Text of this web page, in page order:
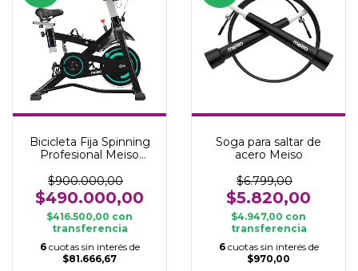
Bicicleta Fija Spinning
Profesional Meiso
con computadora Fit
$900.000,00
$490.000,00
$416.500,00 con
transferencia
6 cuotas sin interés de
$81.666,67
Soga para saltar de
acero Meiso
$6.799,00
$5.820,00
$4.947,00 con
transferencia
6 cuotas sin interés de
$970,00